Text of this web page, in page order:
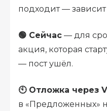
подходит — зависит
🟢 Сейчас — для
акция, которая
— пост ушёл.
🕙 Отложка через
в «Предложенных»